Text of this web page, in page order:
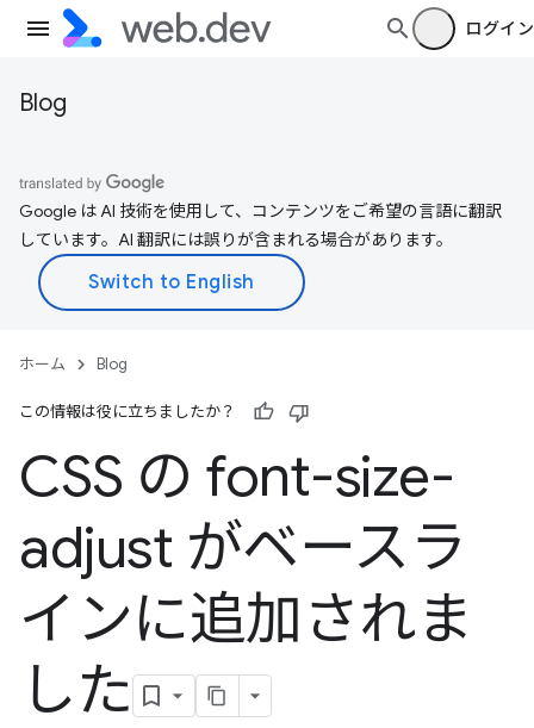
ログイン
Blog
Google は AI 技術を使用して、コンテンツをご希望の言語に翻訳
しています。AI 翻訳には誤りが含まれる場合があります。
ホーム Blog
この情報は役に立ちましたか？
CSS の font-size-
adjust がベースラ
インに追加されま
した